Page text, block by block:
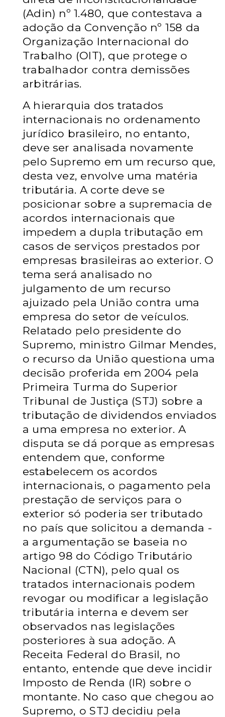
(Adin) nº 1.480, que contestava a
adoção da Convenção nº 158 da
Organização Internacional do
Trabalho (OIT), que protege o
trabalhador contra demissões
arbitrárias.
A hierarquia dos tratados
internacionais no ordenamento
jurídico brasileiro, no entanto,
deve ser analisada novamente
pelo Supremo em um recurso que,
desta vez, envolve uma matéria
tributária. A corte deve se
posicionar sobre a supremacia de
acordos internacionais que
impedem a dupla tributação em
casos de serviços prestados por
empresas brasileiras ao exterior. O
tema será analisado no
julgamento de um recurso
ajuizado pela União contra uma
empresa do setor de veículos.
Relatado pelo presidente do
Supremo, ministro Gilmar Mendes,
o recurso da União questiona uma
decisão proferida em 2004 pela
Primeira Turma do Superior
Tribunal de Justiça (STJ) sobre a
tributação de dividendos enviados
a uma empresa no exterior. A
disputa se dá porque as empresas
entendem que, conforme
estabelecem os acordos
internacionais, o pagamento pela
prestação de serviços para o
exterior só poderia ser tributado
no país que solicitou a demanda -
a argumentação se baseia no
artigo 98 do Código Tributário
Nacional (CTN), pelo qual os
tratados internacionais podem
revogar ou modificar a legislação
tributária interna e devem ser
observados nas legislações
posteriores à sua adoção. A
Receita Federal do Brasil, no
entanto, entende que deve incidir
Imposto de Renda (IR) sobre o
montante. No caso que chegou ao
Supremo, o STJ decidiu pela